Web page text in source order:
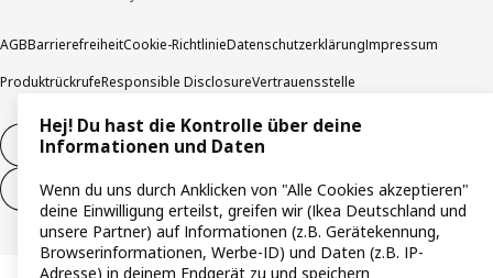
AGBBarrierefreiheitCookie-RichtlinieDatenschutzerklärungImpressum
ProduktrückrufeResponsible DisclosureVertrauensstelle
Vertrag widerrufen
Vertrag widerrufen (Services & Leistungen)
Hej! Du hast die Kontrolle über deine
Informationen und Daten
Wenn du uns durch Anklicken von "Alle Cookies akzeptieren"
deine Einwilligung erteilst, greifen wir (Ikea Deutschland und
unsere Partner) auf Informationen (z.B. Gerätekennung,
Browserinformationen, Werbe-ID) und Daten (z.B. IP-
Adresse) in deinem Endgerät zu und speichern